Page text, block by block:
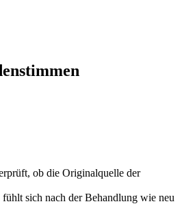
ob die Originalquelle der
sich nach der Behandlung wie neu